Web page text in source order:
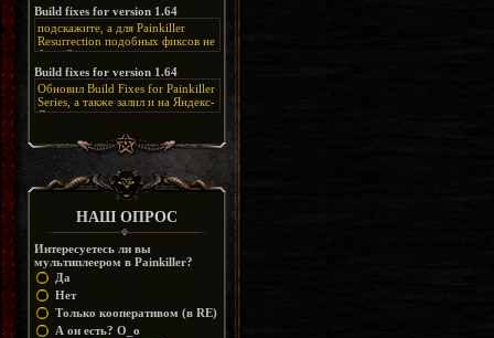
спасибо что перезалили на
яндекс. а вот в комментах на
сайте у меня пару раз вылезала
левая вставка
https://uzbekmelbet.com/ru/
дико отвлекает от обсуждения
скринов.
этим не хочется, тут либо играть
как есть или искать патчи для
этого дополнения на moddb,
либо же на крайняк играть мод
Resurrection, но настолько что не
особо уже и узнаётся
Build fixes for version 1.64
подскажите, а для Painkiller
Resurrection подобных фиксов не
будет?
Build fixes for version 1.64
Обновил Build Fixes for Painkiller
Series, а также залил и на Яндекс-
Диск
https://disk.yandex.ru/d/_zvZekuO5FTd3Q
НАШ ОПРОС
Интересуетесь ли вы
мультиплеером в Painkiller?
Да
Нет
Только кооперативом (в RE)
А он есть? O_o